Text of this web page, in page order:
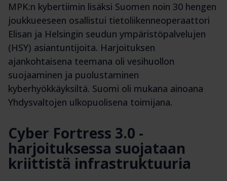
MPK:n kybertiimin lisäksi Suomen noin 30 hengen
joukkueeseen osallistui tietoliikenneoperaattori
Elisan ja Helsingin seudun ympäristöpalvelujen
(HSY) asiantuntijoita. Harjoituksen
ajankohtaisena teemana oli vesihuollon
suojaaminen ja puolustaminen
kyberhyökkäyksiltä. Suomi oli mukana ainoana
Yhdysvaltojen ulkopuolisena toimijana.
Cyber Fortress 3.0 -
harjoituksessa suojataan
kriittistä infrastruktuuria